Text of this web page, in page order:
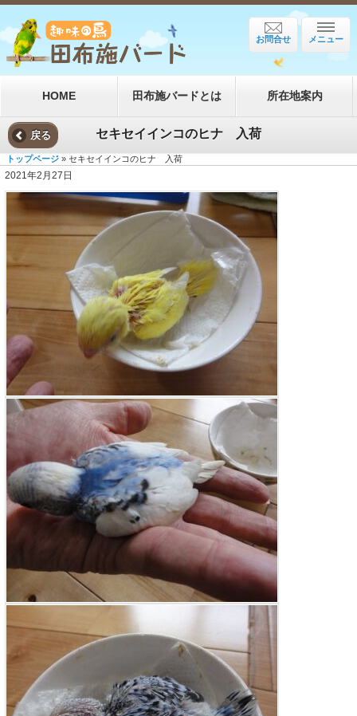
メニュー
お問合せ
HOME 田布施バードとは 所在地案内
戻る セキセイインコのヒナ 入荷
トップページ » セキセイインコのヒナ 入荷
2021年2月27日